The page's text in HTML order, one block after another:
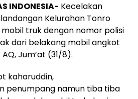
INDONESIA- Kecelakan
Kelurahan Tonro
mobil truk dengan nomor polisi
dari belakang mobil angkot
Jum’at (31/8).
kaharuddin,
penumpang namun tiba tiba